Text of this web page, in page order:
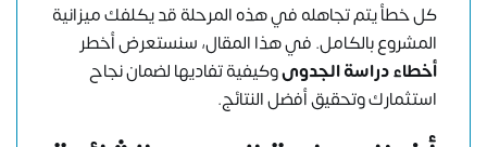
كل خطأ يتم تجاهله في هذه المرحلة قد يكلفك ميزانية
المشروع بالكامل. في هذا المقال، سنستعرض أخطر
أخطاء دراسة الجدوىوكيفية تفاديها لضمان نجاح
استثمارك وتحقيق أفضل النتائج.